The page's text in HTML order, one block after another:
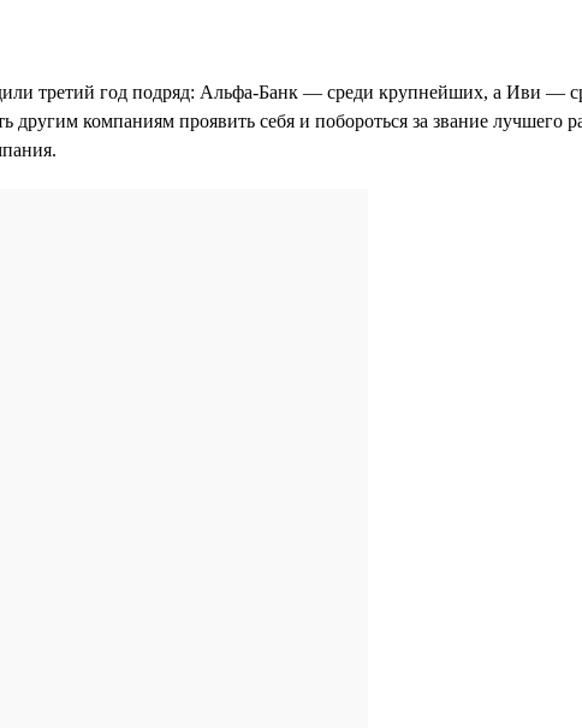
третий год подряд: Альфа-Банк — среди крупнейших, а Иви —
другим компаниям проявить себя и побороться за звание лучшего